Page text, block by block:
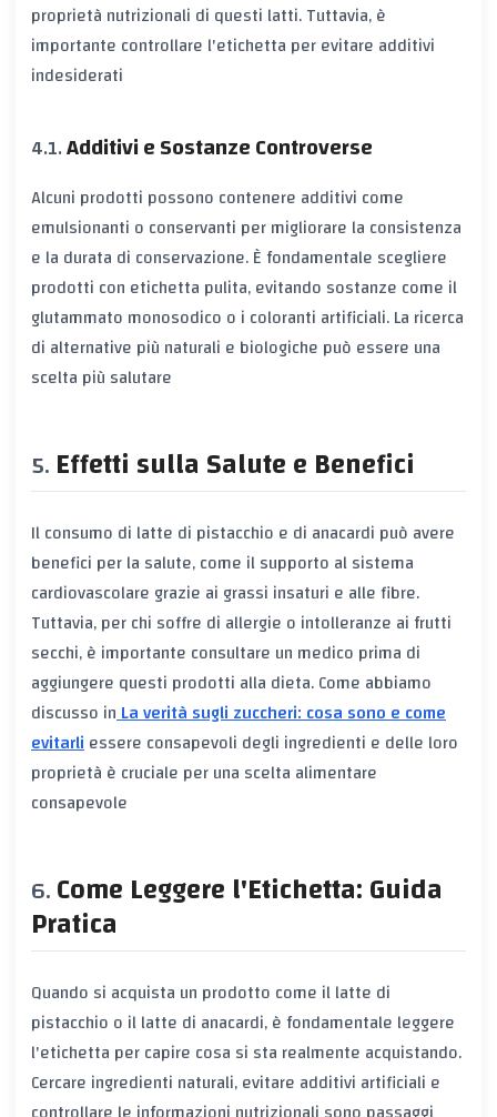
proprietà nutrizionali di questi latti. Tuttavia, è
importante controllare l'etichetta per evitare additivi
indesiderati
Additivi e Sostanze Controverse
Alcuni prodotti possono contenere additivi come
emulsionanti o conservanti per migliorare la consistenza
e la durata di conservazione. È fondamentale scegliere
prodotti con etichetta pulita, evitando sostanze come il
glutammato monosodico o i coloranti artificiali. La ricerca
di alternative più naturali e biologiche può essere una
scelta più salutare
Effetti sulla Salute e Benefici
Il consumo di latte di pistacchio e di anacardi può avere
benefici per la salute, come il supporto al sistema
cardiovascolare grazie ai grassi insaturi e alle fibre.
Tuttavia, per chi soffre di allergie o intolleranze ai frutti
secchi, è importante consultare un medico prima di
aggiungere questi prodotti alla dieta. Come abbiamo
discusso inLa verità sugli zuccheri: cosa sono e come
evitarliessere consapevoli degli ingredienti e delle loro
proprietà è cruciale per una scelta alimentare
consapevole
Come Leggere l'Etichetta: Guida
Pratica
Quando si acquista un prodotto come il latte di
pistacchio o il latte di anacardi, è fondamentale leggere
l'etichetta per capire cosa si sta realmente acquistando.
Cercare ingredienti naturali, evitare additivi artificiali e